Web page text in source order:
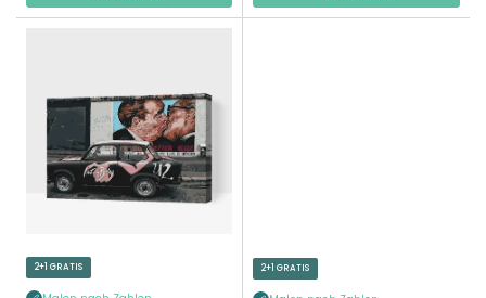
2+1 GRATIS 2+1 GRATIS